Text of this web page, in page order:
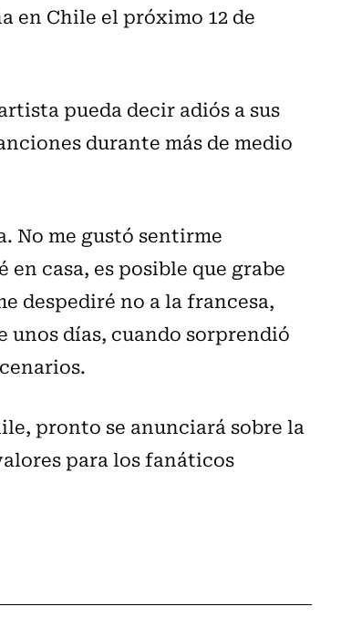
en Chile el próximo 12 de
pueda decir adiós a sus
durante más de medio
No me gustó sentirme
casa, es posible que grabe
despediré no a la francesa,
unos días, cuando sorprendió
pronto se anunciará sobre la
para los fanáticos